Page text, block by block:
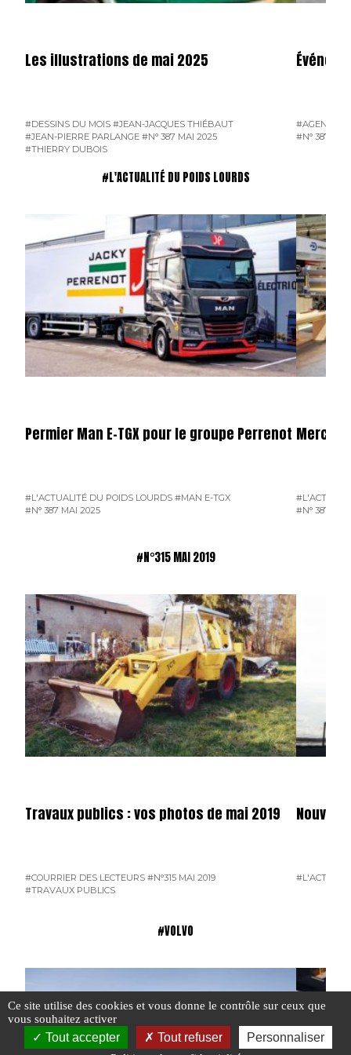
Les illustrations de mai 2025
#DESSINS DU MOIS #JEAN-JACQUES THIÉBAUT
#JEAN-PIERRE PARLANGE #N° 387 MAI 2025
#THIERRY DUBOIS
#AGENDA
#N° 387 MAI
#L'ACTUALITÉ DU POIDS LOURDS
Permier Man E-TGX pour le groupe Perrenot
#L'ACTUALITÉ DU POIDS LOURDS #MAN E-TGX
#N° 387 MAI 2025
#N° 387 MAI
#N°315 MAI 2019
Travaux publics : vos photos de mai 2019
#COURRIER DES LECTEURS #N°315 MAI 2019
#TRAVAUX PUBLICS
#VOLVO
Ce site utilise des cookies et vous donne le contrôle sur ceux que
vous souhaitez activer
Tout accepter Tout refuser Personnaliser